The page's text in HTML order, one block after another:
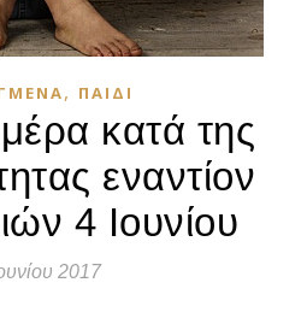
, ΠΑΙΔΊ
κατά της
εναντίον
4 Ιουνίου
2017